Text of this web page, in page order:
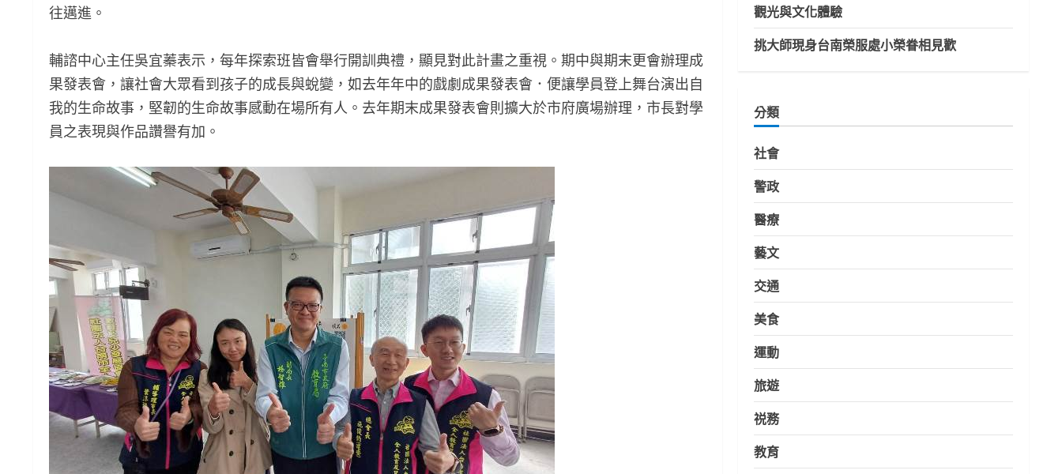
往邁進。
輔諮中心主任吳宜蓁表示，每年探索班皆會舉行開訓典禮，顯見對此計畫之重視。期中與期末更會辦理成
果發表會，讓社會大眾看到孩子的成長與蛻變，如去年年中的戲劇成果發表會．便讓學員登上舞台演出自
我的生命故事，堅韌的生命故事感動在場所有人。去年期末成果發表會則擴大於市府廣場辦理，市長對學
員之表現與作品讚譽有加。
觀光與文化體驗
挑大師現身台南榮服處小榮眷相見歡
分類
社會
警政
醫療
藝文
交通
美食
運動
旅遊
祱務
教育